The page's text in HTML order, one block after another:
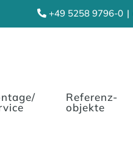
+49 5258 9796-0 |
Referenz-
objekte